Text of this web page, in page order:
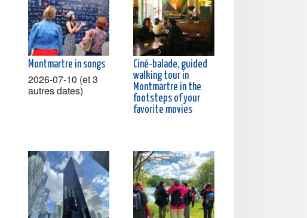
Montmartre in songs
2026-07-10 (et 3
autres dates)
Ciné-balade, guided
walking tour in
Montmartre in the
footsteps of your
favorite movies